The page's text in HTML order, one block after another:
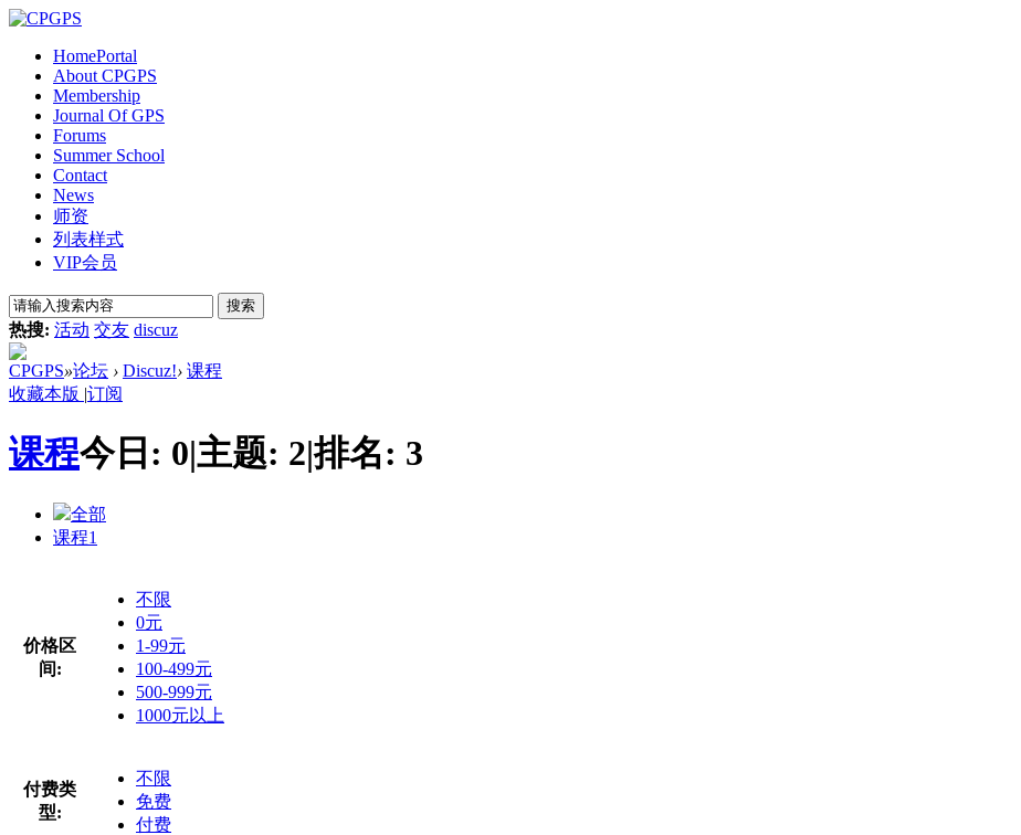
HomePortal
About CPGPS
Membership
Journal Of GPS
Forums
Summer School
Contact
News
师资
列表样式
VIP会员
搜索
热搜: 活动 交友 discuz
CPGPS»论坛 › Discuz!› 课程
收藏本版 |订阅
课程今日: 0|主题: 2|排名: 3
全部
课程1
价格区
间:
不限
0元
1-99元
100-499元
500-999元
1000元以上
付费类
型:
不限
免费
付费